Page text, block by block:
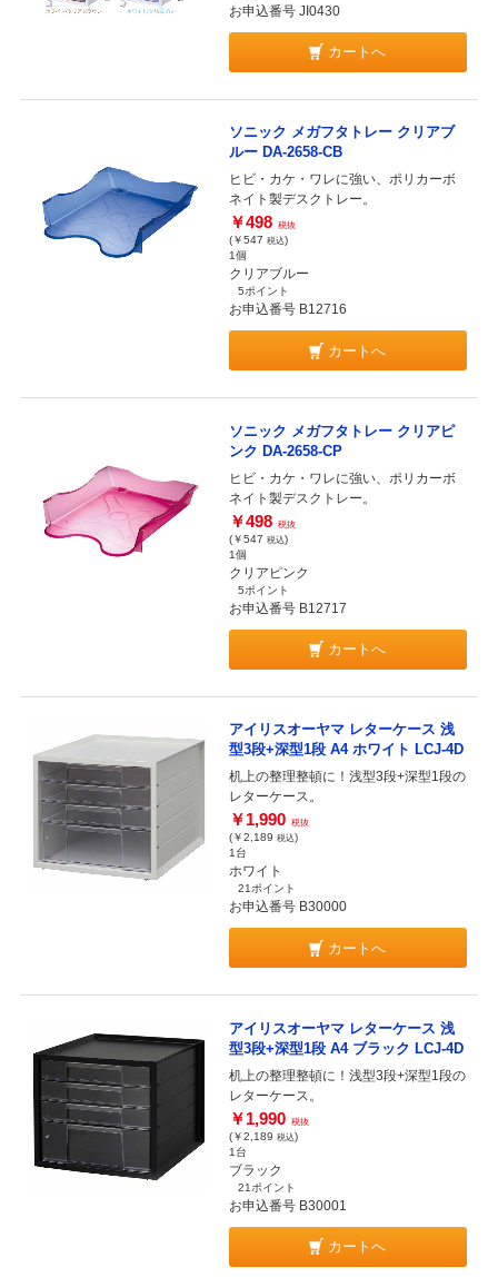
お申込番号 JI0430
カートへ
ソニック メガフタトレー クリアブ
ルー DA-2658-CB
ヒビ・カケ・ワレに強い、ポリカーボ
ネイト製デスクトレー。
￥498 税抜
(￥547 税込)
1個
クリアブルー
5ポイント
お申込番号 B12716
カートへ
ソニック メガフタトレー クリアピ
ンク DA-2658-CP
ヒビ・カケ・ワレに強い、ポリカーボ
ネイト製デスクトレー。
￥498 税抜
(￥547 税込)
1個
クリアピンク
5ポイント
お申込番号 B12717
カートへ
アイリスオーヤマ レターケース 浅
型3段+深型1段 A4 ホワイト LCJ-4D
机上の整理整頓に！浅型3段+深型1段の
レターケース。
￥1,990 税抜
(￥2,189 税込)
1台
ホワイト
21ポイント
お申込番号 B30000
カートへ
アイリスオーヤマ レターケース 浅
型3段+深型1段 A4 ブラック LCJ-4D
机上の整理整頓に！浅型3段+深型1段の
レターケース。
￥1,990 税抜
(￥2,189 税込)
1台
ブラック
21ポイント
お申込番号 B30001
カートへ